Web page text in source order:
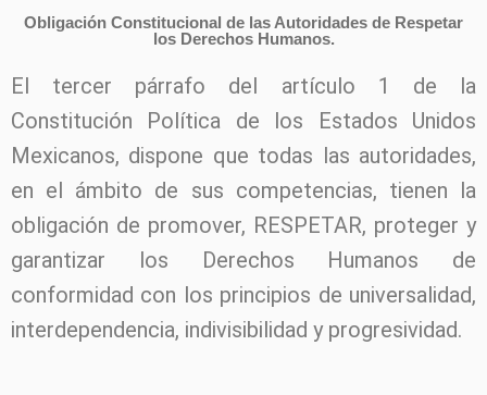
Obligación Constitucional de las Autoridades de Respetar
los Derechos Humanos.
El tercer párrafo del artículo 1 de la
Constitución Política de los Estados Unidos
Mexicanos, dispone que todas las autoridades,
en el ámbito de sus competencias, tienen la
obligación de promover, RESPETAR, proteger y
garantizar los Derechos Humanos de
conformidad con los principios de universalidad,
interdependencia, indivisibilidad y progresividad.